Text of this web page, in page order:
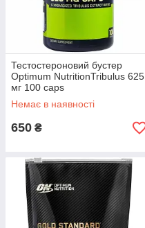
Тестостероновий бустер
Optimum NutritionTribulus 625
мг 100 caps
Немає в наявності
650 ₴